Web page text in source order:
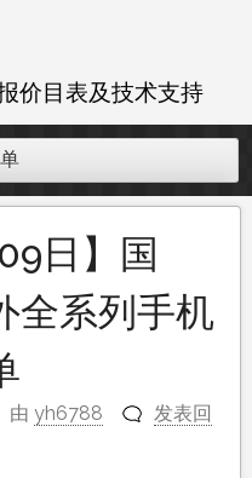
价目表及技术支持
日】国
全系列手机
由yh6788
发表回